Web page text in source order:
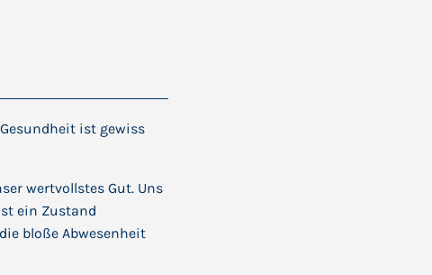
ist gewiss
wertvollstes Gut. Uns
ein Zustand
bloße Abwesenheit